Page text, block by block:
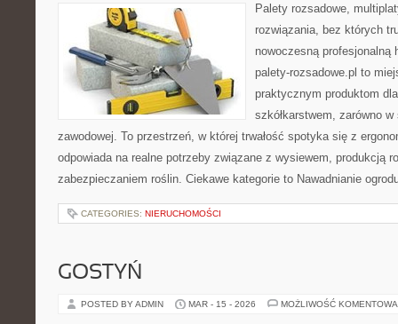
Palety rozsadowe,
rozwiązania, bez których
nowoczesną profesjonalną
palety-rozsadowe.pl to
praktycznym produktom
szkółkarstwem, zarówno
zawodowej. To przestrzeń, w której trwałość spotyka się z
odpowiada na realne potrzeby związane z wysiewem, produkcją
zabezpieczaniem roślin. Ciekawe kategorie to Nawadnianie
CATEGORIES: NIERUCHOMOŚCI
GOSTYŃ
POSTED BY ADMIN MAR - 15 - 2026 MOŻLIWOŚĆ